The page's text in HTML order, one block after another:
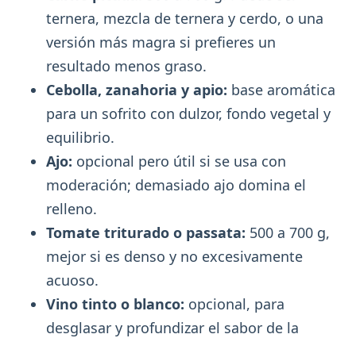
ternera, mezcla de ternera y cerdo, o una
versión más magra si prefieres un
resultado menos graso.
Cebolla, zanahoria y apio: base aromática
para un sofrito con dulzor, fondo vegetal y
equilibrio.
Ajo: opcional pero útil si se usa con
moderación; demasiado ajo domina el
relleno.
Tomate triturado o passata: 500 a 700 g,
mejor si es denso y no excesivamente
acuoso.
Vino tinto o blanco: opcional, para
desglasar y profundizar el sabor de la